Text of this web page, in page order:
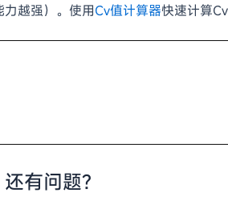
越强）。使用Cv值计算器快速计算
还有问题?